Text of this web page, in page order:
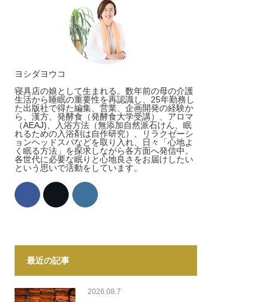
ヨシダヨウコ
寝具店の娘として生まれる。数年前の母の介護
生活から睡眠の重要性を再認識し、25年勤務し
た出版社で得た編集、営業、企画開発の経験か
ら、漢方、発酵食（発酵食大学受講）、アロマ
（AEAJ)、入浴方法（無添加自然派石けん、眠
れるための入浴剤は自作研究）、リラクゼーシ
ョンヘッドスパなどを取り入れ、日々「心地よ
く眠る方法」を探求しながら各方面へ発信中。
各世代に必要な眠りと心地良さをお届けしたい
という思いで活動をしています。
最近の記事
2026.08.7